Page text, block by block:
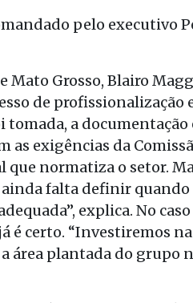
pelo executivo
Mato Grosso, Blairo
de profissionalização
tomada, a
exigências da
normatiza o setor.
falta definir quando
explica. No
é certo. “Investiremos
a área plantada do grupo